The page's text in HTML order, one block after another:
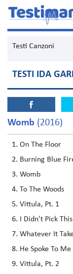
Testi Canzoni
TESTI IDA
Womb (2016)
On The Floor
Burning Blue
Womb
To The Woods
Vittula, Pt. 1
I Didn't Pick
Whatever It
He Spoke To Me
Vittula, Pt. 2